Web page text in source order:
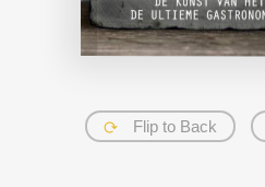
Flip to Back